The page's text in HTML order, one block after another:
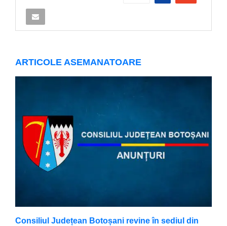
ARTICOLE ASEMANATOARE
Consiliul Județean Botoșani revine în sediul din